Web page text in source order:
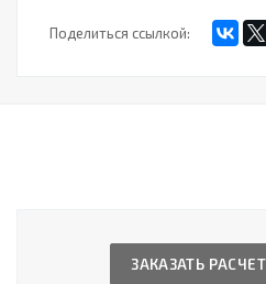
Поделиться ссылкой:
ЗАКАЗАТЬ